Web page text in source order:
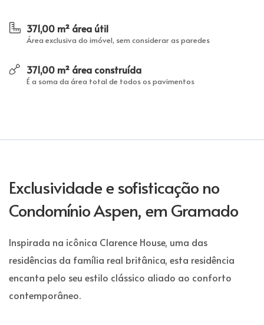
371,00 m² área útil
Área exclusiva do imóvel, sem considerar as paredes
371,00 m² área construída
É a soma da área total de todos os pavimentos
Exclusividade e sofisticação no
Condomínio Aspen, em Gramado
Inspirada na icônica Clarence House, uma das
residências da família real britânica, esta residência
encanta pelo seu estilo clássico aliado ao conforto
contemporâneo.